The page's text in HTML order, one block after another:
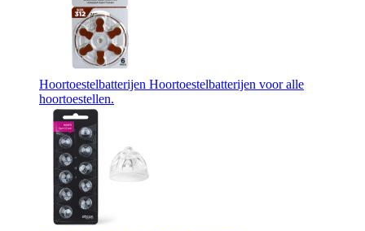
Hoortoestelbatterijen Hoortoestelbatterijen voor alle
hoortoestellen.